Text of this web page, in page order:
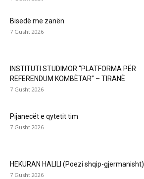
Bisedë me zanën
7 Gusht 2026
INSTITUTI STUDIMOR “PLATFORMA PËR
REFERENDUM KOMBËTAR” – TIRANË
7 Gusht 2026
Pijanecët e qytetit tim
7 Gusht 2026
HEKURAN HALILI (Poezi shqip-gjermanisht)
7 Gusht 2026